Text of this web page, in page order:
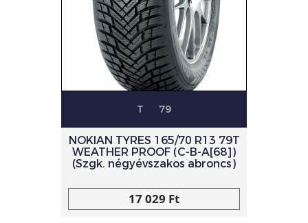
T 79
NOKIAN TYRES 165/70 R13 79T
WEATHER PROOF (C-B-A[68])
(Szgk. négyévszakos abroncs)
17 029 Ft